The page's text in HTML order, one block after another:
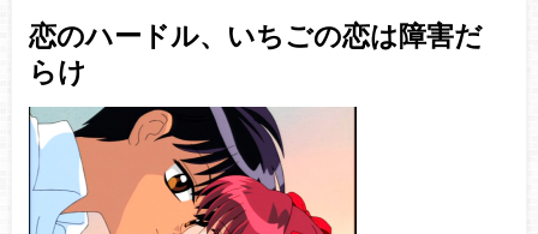
恋のハードル、いちごの恋は障害だ
らけ